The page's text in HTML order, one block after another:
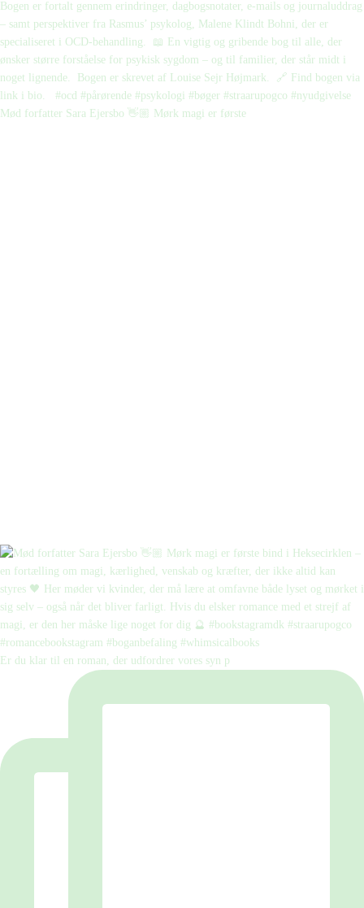
Mød forfatter Sara Ejersbo 👋🏼 Mørk magi er første
Er du klar til en roman, der udfordrer vores syn p